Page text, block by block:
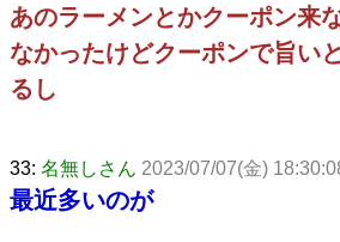
あのラーメンとかクーポン来
なかったけどクーポンで旨い
るし
33: 名無しさん 2023/07/07(金)
最近多いのが